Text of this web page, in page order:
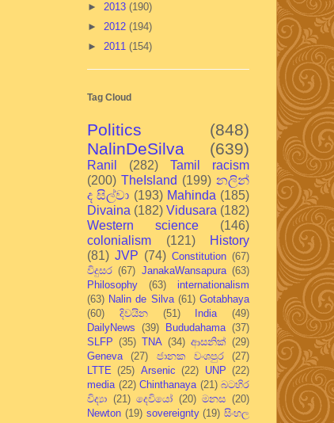
► 2013 (190)
► 2012 (194)
► 2011 (154)
Tag Cloud
Politics
(848)
NalinDeSilva
(639)
Ranil (282)
Tamil racism
(200) TheIsland (199) නලින්
ද සිල්වා (193) Mahinda (185)
Divaina (182) Vidusara (182)
Western science
(146)
colonialism
(121)
History
(81) JVP (74) Constitution (67)
විදුසර (67) JanakaWansapura (63)
Philosophy
(63)
internationalism
(63) Nalin de Silva (61) Gotabhaya
(60)
දිවයින (51) India
(49)
DailyNews (39) Bududahama (37)
SLFP (35) TNA (34) ආසනික් (29)
Geneva
(27) ජානක වංශපුර
(27)
LTTE (25) Arsenic (22) UNP (22)
media (22) Chinthanaya (21) බටහිර
විද්‍යා (21) දෙවියෝ (20) මනස (20)
Newton (19) sovereignty (19) සිංහල